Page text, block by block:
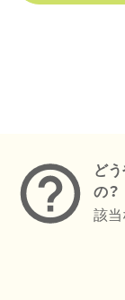
ど
の？
該当